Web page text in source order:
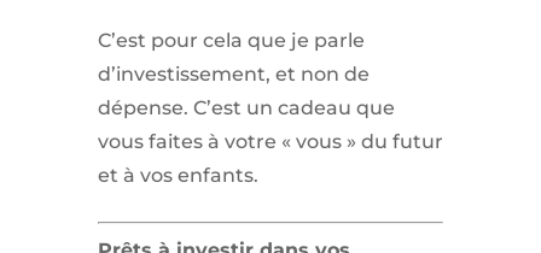
C’est pour cela que je parle
d’investissement, et non de
dépense. C’est un cadeau que
vous faites à votre « vous » du futur
et à vos enfants.